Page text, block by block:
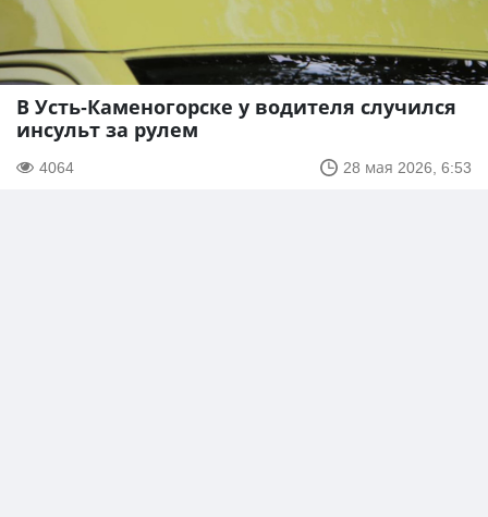
В Усть-Каменогорске у водителя случился
инсульт за рулем
4064 28 мая 2026, 6:53